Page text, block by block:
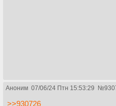
Аноним 07/06/24 Птн 15:53:29 №
>>930726